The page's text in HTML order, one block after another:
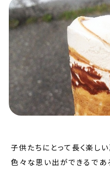
子供たちにとって長く楽し
色々な思い出ができるであ